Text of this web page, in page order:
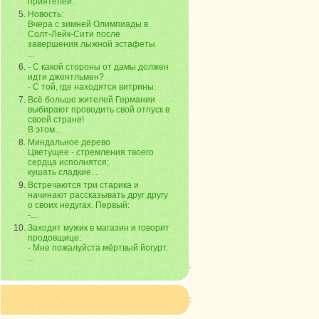
Новость:
Вчера с зимней Олимпиады в
Солт-Лейк-Сити после
завершения лыжной эстафеты
...
- С какой стороны от дамы должен
идти джентльмен?
- С той, где находятся витрины.
Всё больше жителей Германии
выбирают проводить свой отпуск в
своей стране!
В этом...
Миндальное дерево
Цветущее - стремления твоего
сердца исполнятся;
кушать сладкие...
Встречаются три старика и
начинают рассказывать друг другу
о своих недугах. Первый:
-...
Заходит мужик в магазин и говорит
продовщице:
- Мне пожалуйста мёртвый йогурт.
...